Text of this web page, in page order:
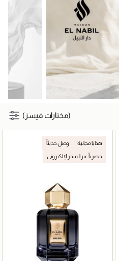
(مختارات فيسز)
هدايا مجانية وصل حديثاً
حصرياً عبر المتجر الإلكتروني